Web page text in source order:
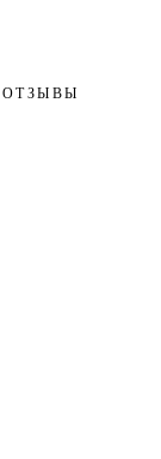
ОТЗЫВЫ